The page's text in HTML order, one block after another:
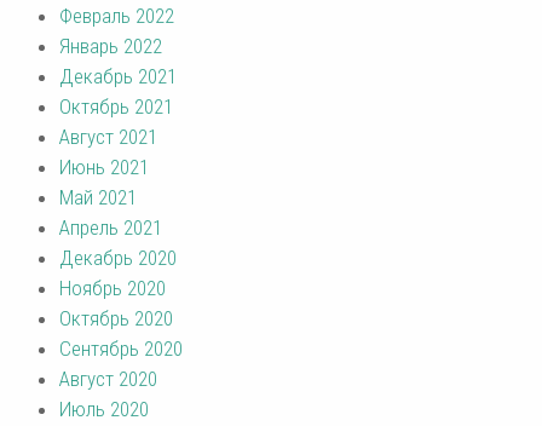
Февраль 2022
Январь 2022
Декабрь 2021
Октябрь 2021
Август 2021
Июнь 2021
Май 2021
Апрель 2021
Декабрь 2020
Ноябрь 2020
Октябрь 2020
Сентябрь 2020
Август 2020
Июль 2020